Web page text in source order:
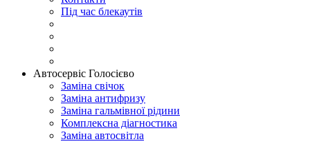
Під час блекаутів
Автосервіс Голосієво
Заміна свічок
Заміна антифризу
Заміна гальмівної рідини
Комплексна діагностика
Заміна автосвітла